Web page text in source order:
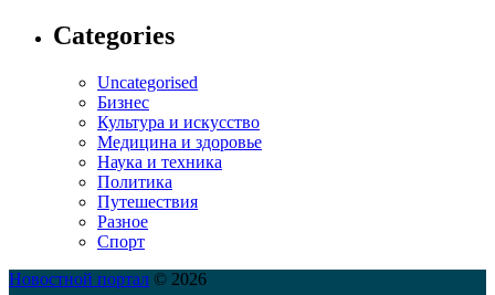
Categories
Uncategorised
Бизнес
Культура и искусство
Медицина и здоровье
Наука и техника
Политика
Путешествия
Разное
Спорт
Новостной портал © 2026